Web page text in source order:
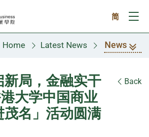
简
Home Latest News News
新局，金融实干
大学中国商业
名」活动圆满
Back